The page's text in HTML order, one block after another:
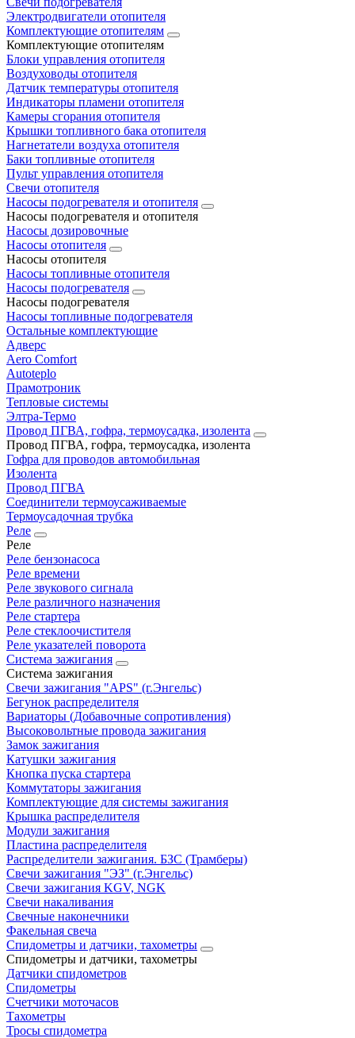
Электродвигатели отопителя
Комплектующие отопителям
Комплектующие отопителям
Блоки управления отопителя
Воздуховоды отопителя
Датчик температуры отопителя
Индикаторы пламени отопителя
Камеры сгорания отопителя
Крышки топливного бака отопителя
Нагнетатели воздуха отопителя
Баки топливные отопителя
Пульт управления отопителя
Свечи отопителя
Насосы подогревателя и отопителя
Насосы подогревателя и отопителя
Насосы дозировочные
Насосы отопителя
Насосы отопителя
Насосы топливные отопителя
Насосы подогревателя
Насосы подогревателя
Насосы топливные подогревателя
Остальные комплектующие
Адверс
Aero Comfort
Autoteplo
Прамотроник
Тепловые системы
Элтра-Термо
Провод ПГВА, гофра, термоусадка, изолента
Провод ПГВА, гофра, термоусадка, изолента
Гофра для проводов автомобильная
Изолента
Провод ПГВА
Соединители термоусаживаемые
Термоусадочная трубка
Реле
Реле
Реле бензонасоса
Реле времени
Реле звукового сигнала
Реле различного назначения
Реле стартера
Реле стеклоочистителя
Реле указателей поворота
Система зажигания
Система зажигания
Свечи зажигания "APS" (г.Энгельс)
Бегунок распределителя
Вариаторы (Добавочные сопротивления)
Высоковольтные провода зажигания
Замок зажигания
Катушки зажигания
Кнопка пуска стартера
Коммутаторы зажигания
Комплектующие для системы зажигания
Крышка распределителя
Модули зажигания
Пластина распределителя
Распределители зажигания. БЗС (Трамберы)
Свечи зажигания "ЭЗ" (г.Энгельс)
Свечи зажигания KGV, NGK
Свечи накаливания
Свечные наконечники
Факельная свеча
Спидометры и датчики, тахометры
Спидометры и датчики, тахометры
Датчики спидометров
Спидометры
Счетчики моточасов
Тахометры
Тросы спидометра